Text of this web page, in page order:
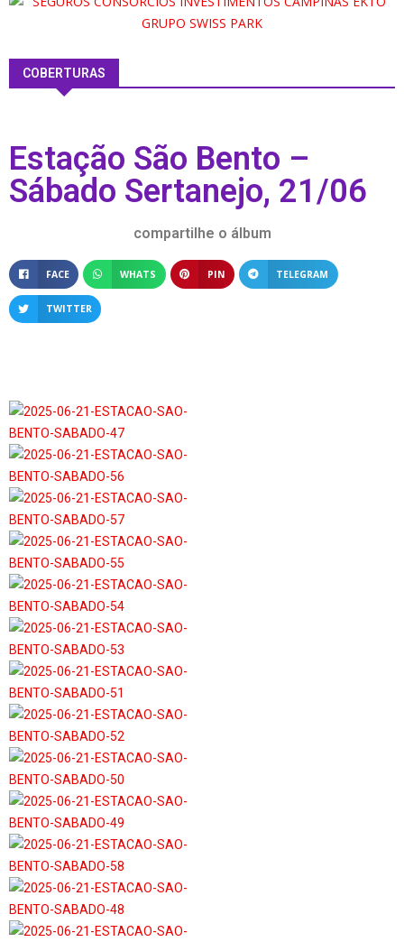
COBERTURAS
Estação São Bento –
Sábado Sertanejo, 21/06
compartilhe o álbum
FACE WHATS PIN TELEGRAM
TWITTER